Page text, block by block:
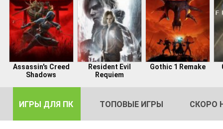
Assassin's Creed
Shadows
Resident Evil
Requiem
Gothic 1 Remake
ИГРЫ ДЛЯ ПК ТОПОВЫЕ ИГРЫ СКОРО